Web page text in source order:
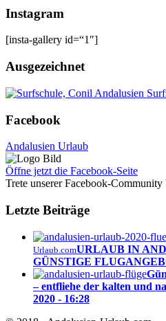
Instagram
[insta-gallery id=“1″]
Ausgezeichnet
Facebook
Andalusien Urlaub
Öffne jetzt die Facebook-Seite
Trete unserer Facebook-Community
Letzte Beiträge
Urlaub.comURLAUB IN
GÜNSTIGE
– entfliehe der kalten und
2020 - 16:28